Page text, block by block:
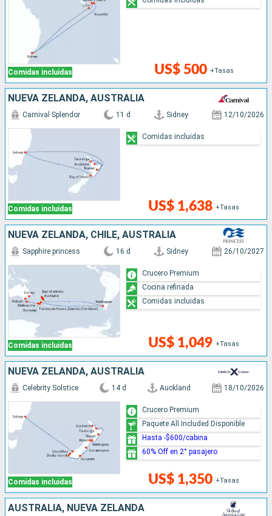
Comidas incluidas US$ 500 +Tasas
NUEVA ZELANDA, AUSTRALIA
Comidas incluidas
Carnival Splendor 11 d Sidney 12/10/2026
US$ 1,638 +Tasas
Comidas incluidas
NUEVA ZELANDA, CHILE, AUSTRALIA
Comidas incluidas
Sapphire princess 16 d Sidney 26/10/2027
US$ 1,049 +Tasas
Crucero Premium
Cocina refinada
Comidas incluidas
NUEVA ZELANDA, AUSTRALIA
Comidas incluidas
Celebrity Solstice 14 d Auckland 18/10/2026
US$ 1,350 +Tasas
Crucero Premium
Paquete All Included Disponible
Hasta -$600/cabina
60% Off en 2° pasajero
AUSTRALIA, NUEVA ZELANDA